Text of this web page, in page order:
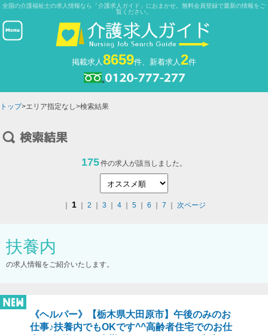
全国の介護福祉士の求人情報なら「介護求人ガイド」におまかせ。無料会員登録で最新の情報をご
覧ください。
掲載求人8659件、新着求人2件
トップ>エリア指定なし>検索結果
175件の求人が該当しました。
1｜ 2 3 4｜ 5｜ 6 7 次ページ
扶養内
の求人情報をご紹介いたします。
《ヘルパー》【栃木県大田原市】午後のみのお
仕事♪扶養内でもOKです^^高齢者住宅でのお仕